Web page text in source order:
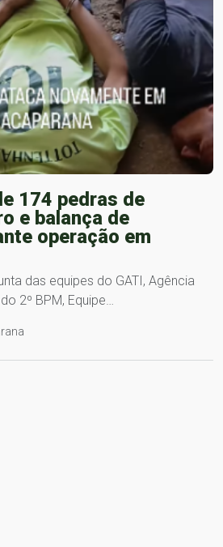
174 pedras de
e balança de
operação em
das equipes do GATI, Agência
2º BPM, Equipe…